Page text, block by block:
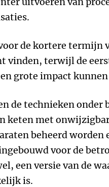
de kortere termijn
vinden, terwijl de
grote impact kunnen
de technieken onder
keten met
beheerd worden
voor de
een versie van de
is.